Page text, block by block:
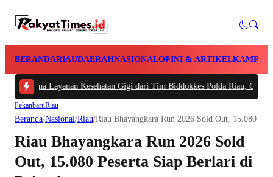
BERANDARIAUDAERAHNASIONALOPINI & ARTIKELKAMPAR
Layanan Kesehatan Gigi dari Tim Biddokkes Polda Riau, Odontogram
PekanbaruRiau
Beranda/Nasional/Riau/Riau Bhayangkara Run 2026 Sold Out, 15.080
Riau Bhayangkara Run 2026 Sold
Out, 15.080 Peserta Siap Berlari di